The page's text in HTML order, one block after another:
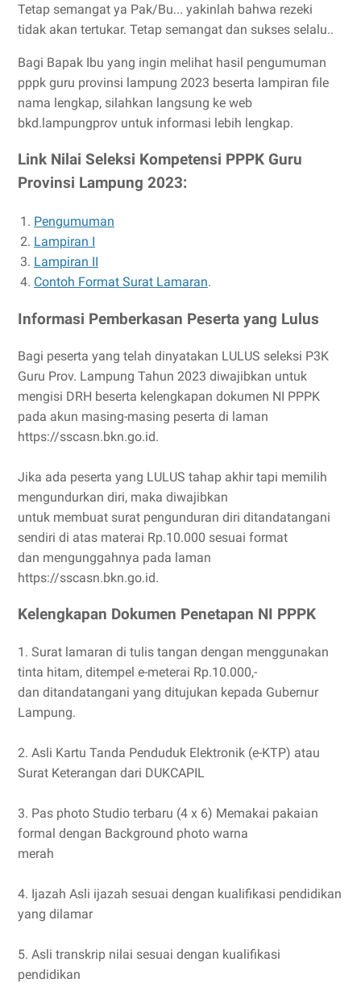
Tetap semangat ya Pak/Bu... yakinlah bahwa rezeki
tidak akan tertukar. Tetap semangat dan sukses selalu..
Bagi Bapak Ibu yang ingin melihat hasil pengumuman
pppk guru provinsi lampung 2023 beserta lampiran file
nama lengkap, silahkan langsung ke web
bkd.lampungprov untuk informasi lebih lengkap.
Link Nilai Seleksi Kompetensi PPPK Guru
Provinsi Lampung 2023:
Pengumuman
Lampiran I
Lampiran II
Contoh Format Surat Lamaran.
Informasi Pemberkasan Peserta yang Lulus
Bagi peserta yang telah dinyatakan LULUS seleksi P3K
Guru Prov. Lampung Tahun 2023 diwajibkan untuk
mengisi DRH beserta kelengkapan dokumen NI PPPK
pada akun masing-masing peserta di laman
https://sscasn.bkn.go.id.
Jika ada peserta yang LULUS tahap akhir tapi memilih
mengundurkan diri, maka diwajibkan
untuk membuat surat pengunduran diri ditandatangani
sendiri di atas materai Rp.10.000 sesuai format
dan mengunggahnya pada laman
https://sscasn.bkn.go.id.
Kelengkapan Dokumen Penetapan NI PPPK
1. Surat lamaran di tulis tangan dengan menggunakan
tinta hitam, ditempel e-meterai Rp.10.000,-
dan ditandatangani yang ditujukan kepada Gubernur
Lampung.
2. Asli Kartu Tanda Penduduk Elektronik (e-KTP) atau
Surat Keterangan dari DUKCAPIL
3. Pas photo Studio terbaru (4 x 6) Memakai pakaian
formal dengan Background photo warna
merah
4. Ijazah Asli ijazah sesuai dengan kualifikasi pendidikan
yang dilamar
5. Asli transkrip nilai sesuai dengan kualifikasi
pendidikan